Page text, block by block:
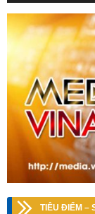
TIÊU ĐIỂM –